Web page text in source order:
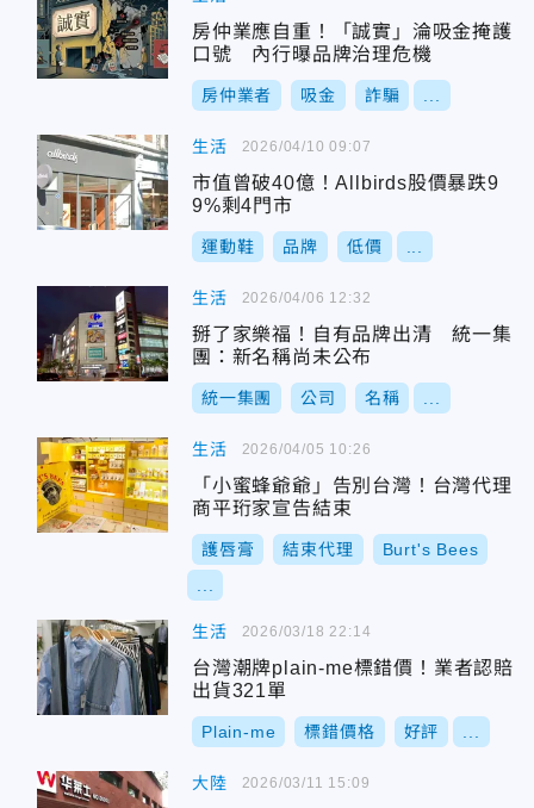
房仲業應自重！「誠實」淪吸金掩護
口號 內行曝品牌治理危機
房仲業者 吸金 詐騙
生活
市值曾破40億！Allbirds股價暴跌9
9%剩4門市
運動鞋 品牌 低價
2026/04/10 09:07
生活
掰了家樂福！自有品牌出清 統一集
團：新名稱尚未公布
統一集團 公司 名稱
2026/04/06 12:32
生活
「小蜜蜂爺爺」告別台灣！台灣代理
商平珩家宣告結束
護唇膏 結束代理 Burt's Bees
2026/04/05 10:26
生活
台灣潮牌plain-me標錯價！業者認賠
出貨321單
Plain-me 標錯價格 好評
2026/03/18 22:14
大陸 2026/03/11 15:09